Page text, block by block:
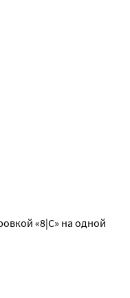
«8|С» на одной